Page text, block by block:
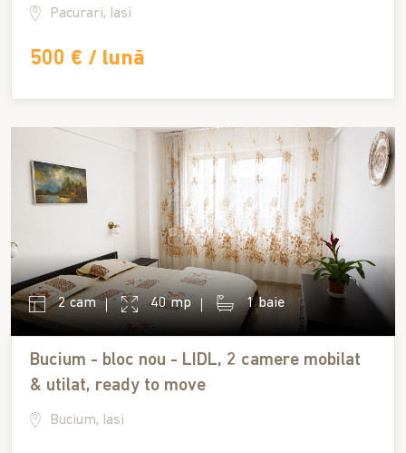
Pacurari, Iasi
500 € / lună
2 cam 40 mp 1 baie
Bucium - bloc nou - LIDL, 2 camere mobilat
& utilat, ready to move
Bucium, Iasi